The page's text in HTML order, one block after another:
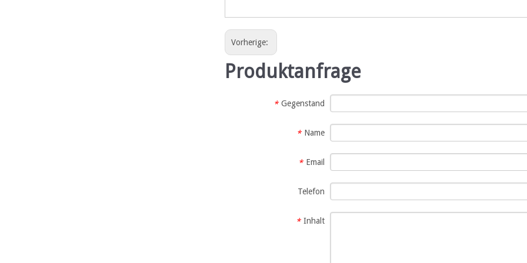
Vorherige:
Produktanfrage
* Gegenstand
* Name
* Email
Telefon
* Inhalt